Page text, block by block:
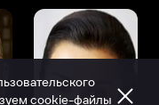
cookie-файлы